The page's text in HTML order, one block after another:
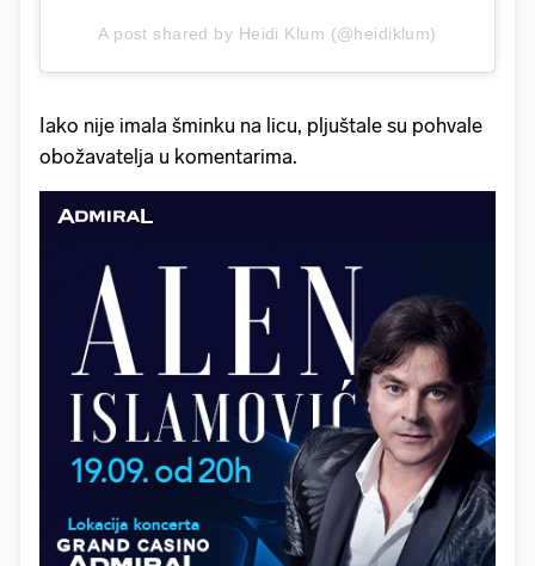
A post shared by Heidi Klum (@heidiklum)
Iako nije imala šminku na licu, pljuštale su pohvale
obožavatelja u komentarima.